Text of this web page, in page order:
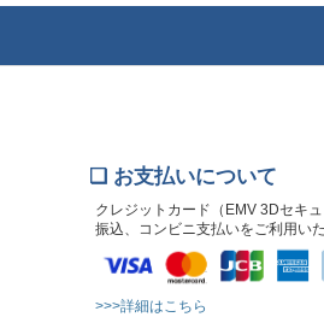
❏ お支払いについて
クレジットカード（EMV 3Dセキ
振込、コンビニ支払いをご利用い
>>>詳細はこちら